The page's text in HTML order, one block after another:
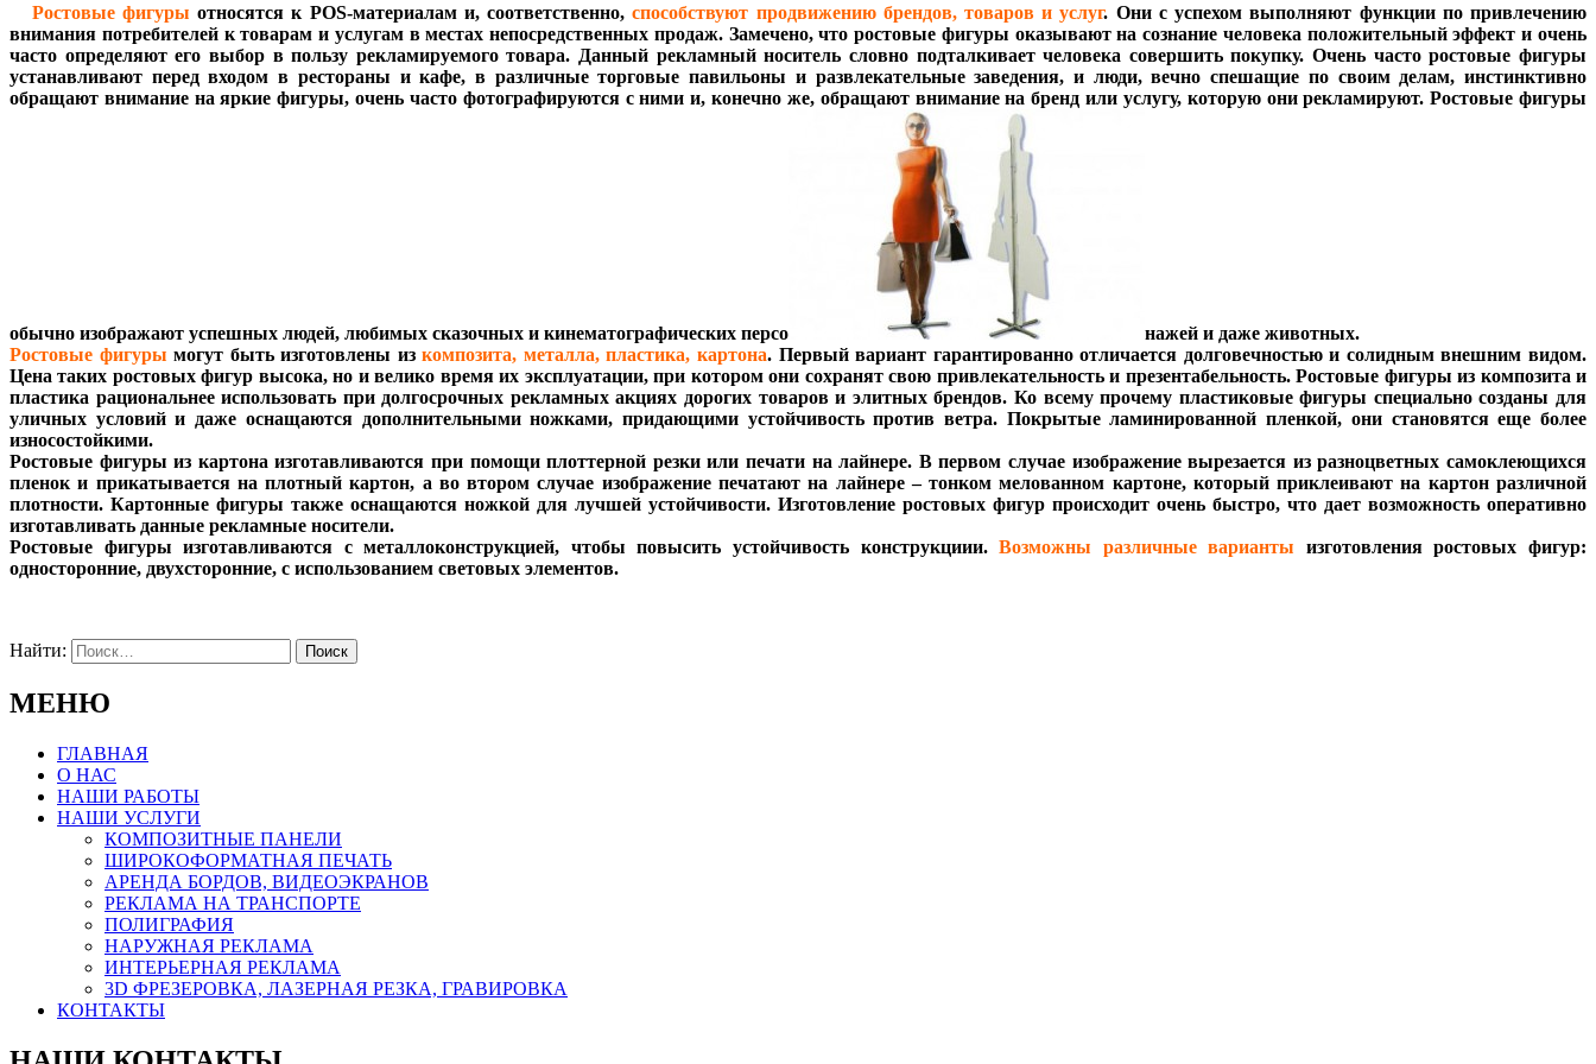
Ростовые фигуры относятся к POS-материалам и, соответственно,способствуют продвижению брендов, товаров и услуг. Они с успехом выполняют функции по привлечению
внимания потребителей к товарам и услугам в местах непосредственных продаж. Замечено, что ростовые фигуры оказывают на сознание человека положительный эффект и очень
часто определяют его выбор в пользу рекламируемого товара. Данный рекламный носитель словно подталкивает человека совершить покупку. Очень часто ростовые фигуры
устанавливают перед входом в рестораны и кафе, в различные торговые павильоны и развлекательные заведения, и люди, вечно спешащие по своим делам, инстинктивно
обращают внимание на яркие фигуры, очень часто фотографируются с ними и, конечно же, обращают внимание на бренд или услугу, которую они рекламируют. Ростовые фигуры
обычно изображают успешных людей, любимых сказочных и кинематографических персо
нажей и даже животных.
Ростовые фигуры могут быть изготовлены изкомпозита, металла, пластика, картона. Первый вариант гарантированно отличается долговечностью и солидным внешним видом.
Цена таких ростовых фигур высока, но и велико время их эксплуатации, при котором они сохранят свою привлекательность и презентабельность. Ростовые фигуры из композита и
пластика рациональнее использовать при долгосрочных рекламных акциях дорогих товаров и элитных брендов. Ко всему прочему пластиковые фигуры специально созданы для
уличных условий и даже оснащаются дополнительными ножками, придающими устойчивость против ветра. Покрытые ламинированной пленкой, они становятся еще более
износостойкими.
Ростовые фигуры из картона изготавливаются при помощи плоттерной резки или печати на лайнере. В первом случае изображение вырезается из разноцветных самоклеющихся
пленок и прикатывается на плотный картон, а во втором случае изображение печатают на лайнере – тонком мелованном картоне, который приклеивают на картон различной
плотности. Картонные фигуры также оснащаются ножкой для лучшей устойчивости. Изготовление ростовых фигур происходит очень быстро, что дает возможность оперативно
изготавливать данные рекламные носители.
Ростовые фигуры изготавливаются с металлоконструкцией, чтобы повысить устойчивость конструкциии.Возможны различные варианты изготовления ростовых фигур:
односторонние, двухсторонние, с использованием световых элементов.
Найти:
МЕНЮ
ГЛАВНАЯ
О НАС
НАШИ РАБОТЫ
НАШИ УСЛУГИ
КОМПОЗИТНЫЕ ПАНЕЛИ
ШИРОКОФОРМАТНАЯ ПЕЧАТЬ
АРЕНДА БОРДОВ, ВИДЕОЭКРАНОВ
РЕКЛАМА НА ТРАНСПОРТЕ
ПОЛИГРАФИЯ
НАРУЖНАЯ РЕКЛАМА
ИНТЕРЬЕРНАЯ РЕКЛАМА
3D ФРЕЗЕРОВКА, ЛАЗЕРНАЯ РЕЗКА, ГРАВИРОВКА
КОНТАКТЫ